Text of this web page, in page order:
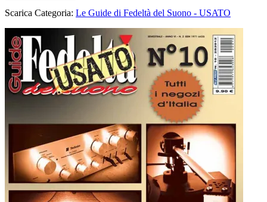
Scarica Categoria: Le Guide di Fedeltà del Suono - USATO